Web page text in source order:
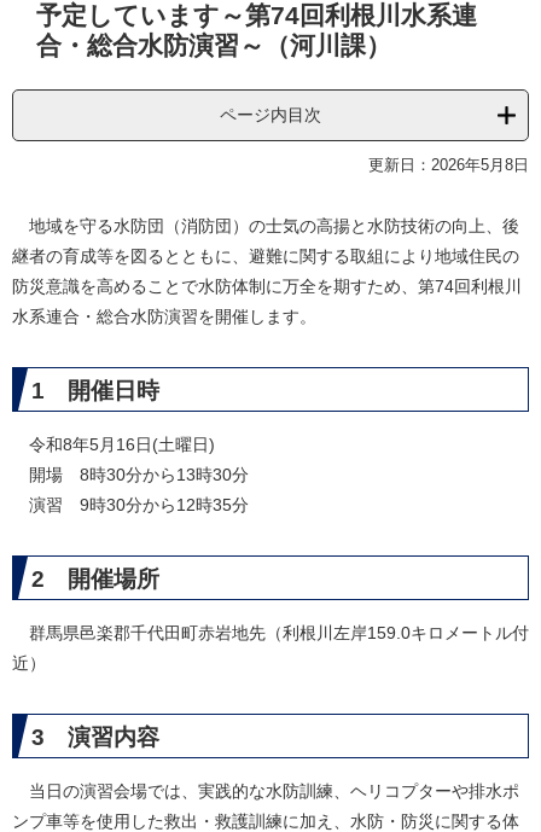
予定しています～第74回利根川水系連
合・総合水防演習～（河川課）
ページ内目次
更新日：2026年5月8日
地域を守る水防団（消防団）の士気の高揚と水防技術の向上、後
継者の育成等を図るとともに、避難に関する取組により地域住民の
防災意識を高めることで水防体制に万全を期すため、第74回利根川
水系連合・総合水防演習を開催します。
1 開催日時
令和8年5月16日(土曜日)
開場 8時30分から13時30分
演習 9時30分から12時35分
2 開催場所
群馬県邑楽郡千代田町赤岩地先（利根川左岸159.0キロメートル付
近）
3 演習内容
当日の演習会場では、実践的な水防訓練、ヘリコプターや排水ポ
ンプ車等を使用した救出・救護訓練に加え、水防・防災に関する体